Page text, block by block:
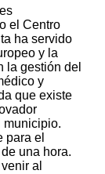
el Centro
ha servido
y la
la gestión del
y
que existe
municipio.
para el
una hora.
al